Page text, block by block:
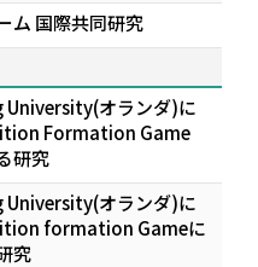
ム 国際共同研究
オランダ)に
Formation Game
研究
オランダ)に
formation Gameに
究